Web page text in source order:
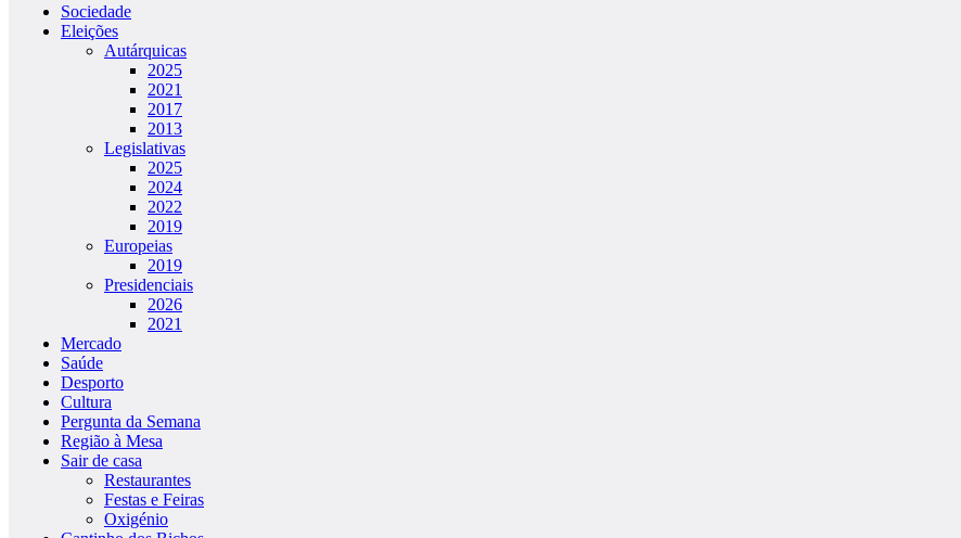
Sociedade
Eleições
Autárquicas
2025
2021
2017
2013
Legislativas
2025
2024
2022
2019
Europeias
2019
Presidenciais
2026
2021
Mercado
Saúde
Desporto
Cultura
Pergunta da Semana
Região à Mesa
Sair de casa
Restaurantes
Festas e Feiras
Oxigénio